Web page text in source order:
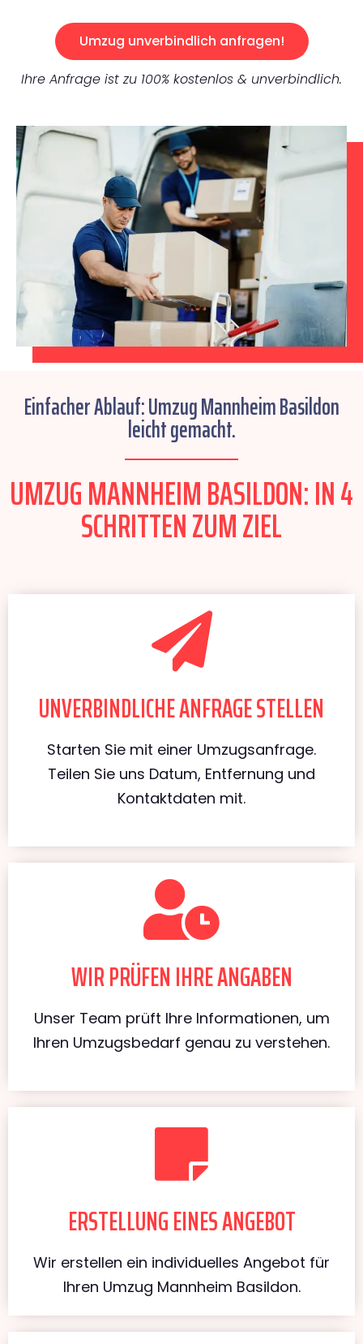
Umzug unverbindlich anfragen!
Ihre Anfrage ist zu 100% kostenlos & unverbindlich.
Einfacher Ablauf: Umzug Mannheim Basildon
leicht gemacht.
UMZUG MANNHEIM BASILDON: IN 4
SCHRITTEN ZUM ZIEL
UNVERBINDLICHE ANFRAGE STELLEN
Starten Sie mit einer Umzugsanfrage.
Teilen Sie uns Datum, Entfernung und
Kontaktdaten mit.
WIR PRÜFEN IHRE ANGABEN
Unser Team prüft Ihre Informationen, um
Ihren Umzugsbedarf genau zu verstehen.
ERSTELLUNG EINES ANGEBOT
Wir erstellen ein individuelles Angebot für
Ihren Umzug Mannheim Basildon.